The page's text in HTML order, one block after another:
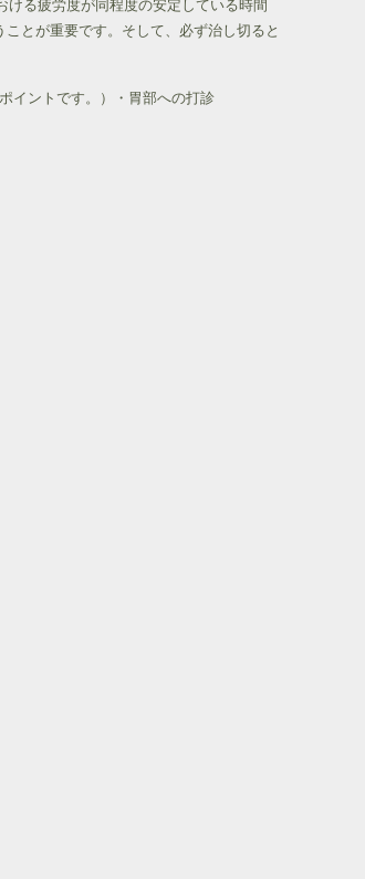
る疲労度が同程度の安定している時間
とが重要です。そして、必ず治し切ると
イントです。）・胃部への打診